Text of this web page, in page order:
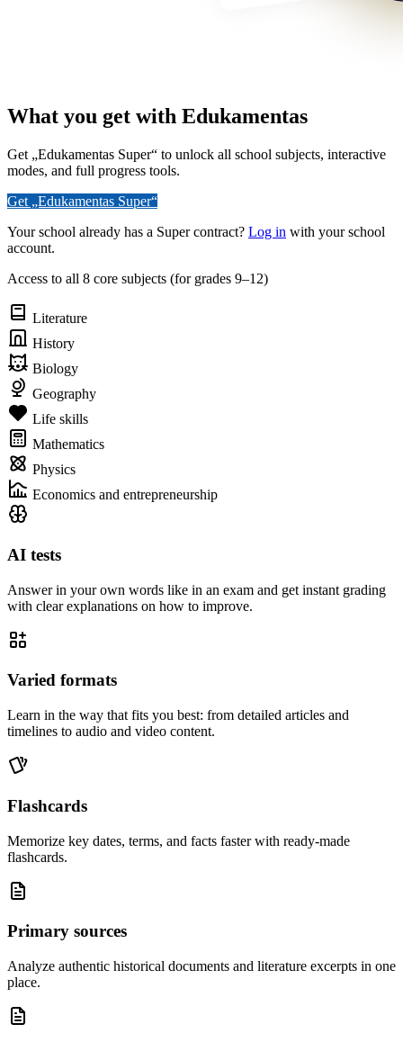
What you get with Edukamentas
Get „Edukamentas Super“ to unlock all school subjects, interactive
modes, and full progress tools.
Get „Edukamentas Super“
Your school already has a Super contract? Log in with your school
account.
Access to all 8 core subjects (for grades 9–12)
Literature
History
Biology
Geography
Life skills
Mathematics
Physics
Economics and entrepreneurship
AI tests
Answer in your own words like in an exam and get instant grading
with clear explanations on how to improve.
Varied formats
Learn in the way that fits you best: from detailed articles and
timelines to audio and video content.
Flashcards
Memorize key dates, terms, and facts faster with ready-made
flashcards.
Primary sources
Analyze authentic historical documents and literature excerpts in one
place.